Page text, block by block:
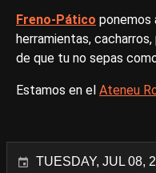
Freno-Pático ponemos
herramientas,
de que tu no sepas
Estamos en el Ateneu
TUESDAY, JUL 08,